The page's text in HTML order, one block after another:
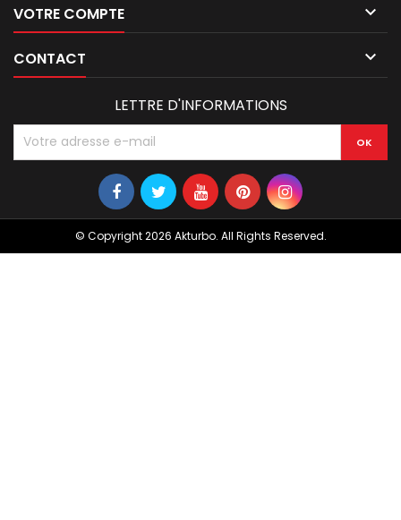
VOTRE COMPTE 
CONTACT 
LETTRE D'INFORMATIONS
© Copyright 2026 Akturbo. All Rights Reserved.